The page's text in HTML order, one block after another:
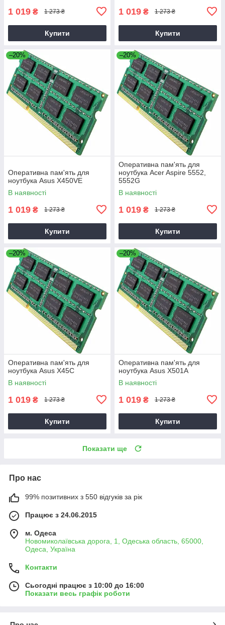
1 019 ₴ 1 273 ₴
Купити
1 019 ₴ 1 273 ₴
Купити
–20%
Оперативна пам'ять для
ноутбука Asus X450VE
В наявності
1 019 ₴ 1 273 ₴
Купити
–20%
Оперативна пам'ять для
ноутбука Acer Aspire 5552,
5552G
В наявності
1 019 ₴ 1 273 ₴
Купити
–20%
Оперативна пам'ять для
ноутбука Asus X45C
В наявності
1 019 ₴ 1 273 ₴
Купити
–20%
Оперативна пам'ять для
ноутбука Asus X501A
В наявності
1 019 ₴ 1 273 ₴
Купити
Показати ще
Про нас
99% позитивних з 550 відгуків за рік
Працює з 24.06.2015
м. Одеса
Новомиколаївська дорога, 1, Одеська область, 65000,
Одеса, Україна
Контакти
Сьогодні працює з 10:00 до 16:00
Показати весь графік роботи